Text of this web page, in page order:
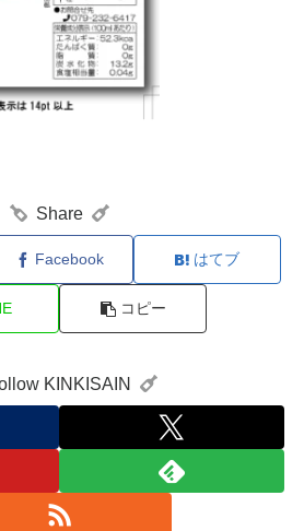
Share
Facebook はてブ
コピー
KINKISAIN